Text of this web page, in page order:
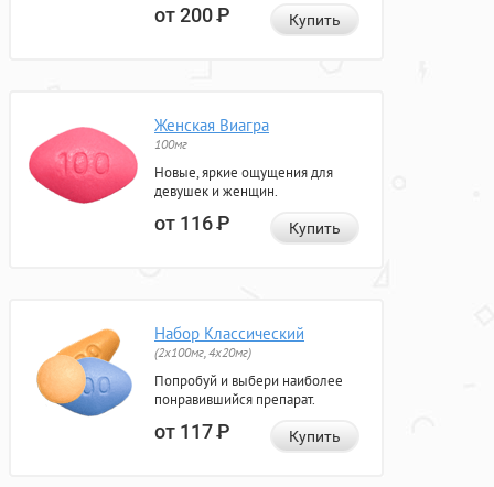
от 200Р Купить
Женская Виагра
100мг
Новые, яркие ощущения для
девушек и женщин.
от 116Р Купить
Набор Классический
(2x100мг, 4x20мг)
Попробуй и выбери наиболее
понравившийся препарат.
от 117Р Купить